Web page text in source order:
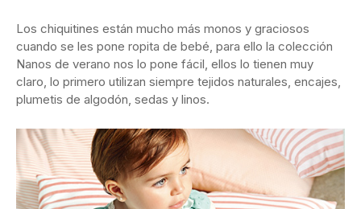
Los chiquitines están mucho más monos y graciosos
cuando se les pone ropita de bebé, para ello la colección
Nanos de verano nos lo pone fácil, ellos lo tienen muy
claro, lo primero utilizan siempre tejidos naturales, encajes,
plumetis de algodón, sedas y linos.